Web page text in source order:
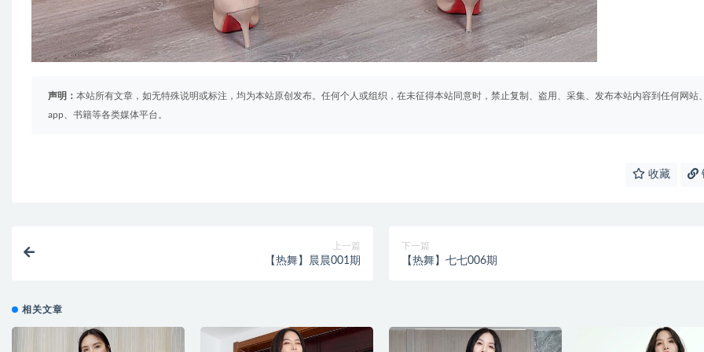
声明： 本站所有文章，如无特殊说明或标注，均为本站原创发布。任何个人或组织，在未征得本站同意时，禁止复制、盗用、采集、发布本站内容到任何网站
app、书籍等各类媒体平台。
收藏
上一篇
【热舞】晨晨001期
下一篇
【热舞】七七006期
相关文章